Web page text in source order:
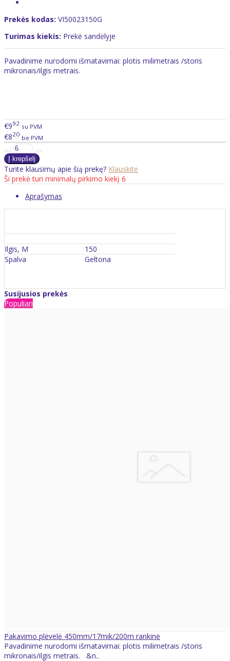
Prekės kodas: VI50023150G
Turimas kiekis: Prekė sandėlyje
Pavadinime nurodomi išmatavimai: plotis milimetrais /storis
mikronais/ilgis metrais.
€992 su PVM
€820 be PVM
Turite klausimų apie šią prekę? Klauskite
Ši prekė turi minimalų pirkimo kiekį 6
Aprašymas
Ilgis, M
150
Spalva
Geltona
Susijusios prekės
Populiari
Pakavimo plėvelė 450mm/17mik/200m rankinė
Pavadinime nurodomi išmatavimai: plotis milimetrais /storis
mikronais/ilgis metrais. &n..